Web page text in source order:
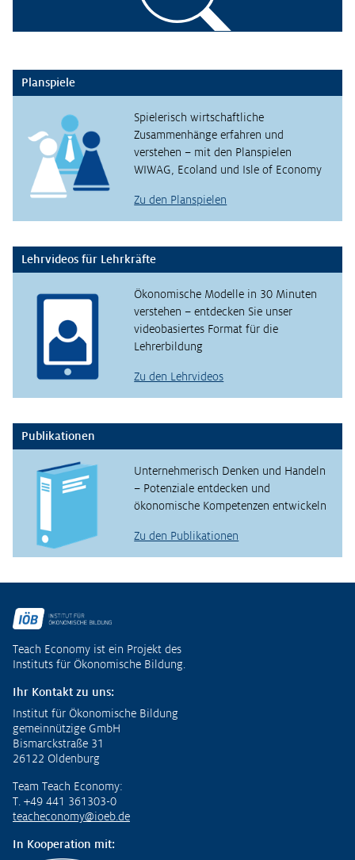
Planspiele
Spielerisch wirtschaftliche
Zusammenhänge erfahren und
verstehen – mit den Planspielen
WIWAG, Ecoland und Isle of Economy
Zu den Planspielen
Lehrvideos für Lehrkräfte
Ökonomische Modelle in 30 Minuten
verstehen – entdecken Sie unser
videobasiertes Format für die
Lehrerbildung
Zu den Lehrvideos
Publikationen
Unternehmerisch Denken und Handeln
– Potenziale entdecken und
ökonomische Kompetenzen entwickeln
Zu den Publikationen
Teach Economy ist ein Projekt des
Instituts für Ökonomische Bildung.
Ihr Kontakt zu uns:
Institut für Ökonomische Bildung
gemeinnützige GmbH
Bismarckstraße 31
26122 Oldenburg
Team Teach Economy:
T. +49 441 361303-0
teacheconomy@ioeb.de
In Kooperation mit: